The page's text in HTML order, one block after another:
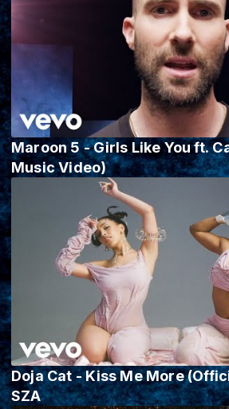
Maroon 5 - Girls Like You ft.
Music Video)
Doja Cat - Kiss Me More
SZA